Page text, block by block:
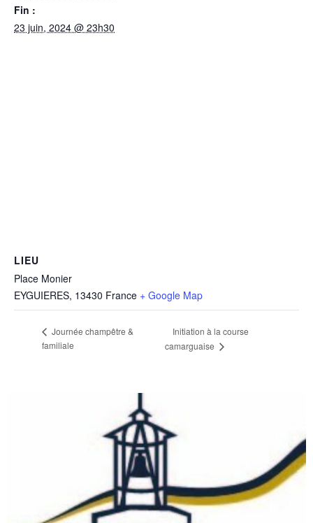
Fin :
23 juin, 2024 @ 23h30
LIEU
Place Monier
EYGUIERES, 13430 France + Google Map
Journée champêtre &
familiale
Initiation à la course
camarguaise